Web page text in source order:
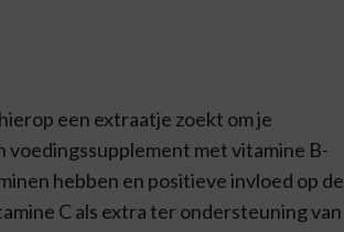
een extraatje zoekt om je
met vitamine B-
hebben en positieve invloed op de
C als extra ter ondersteuning van